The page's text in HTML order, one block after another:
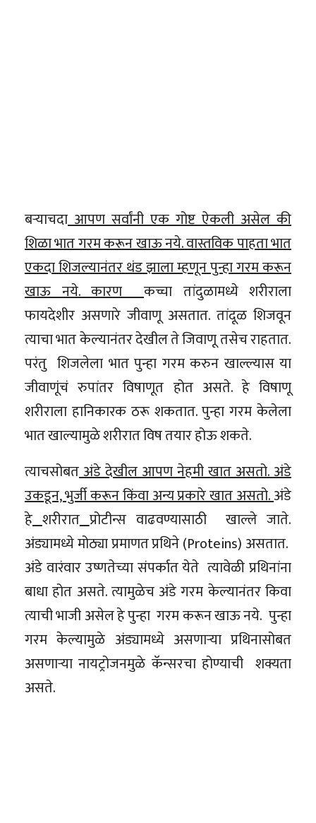
बऱ्याचदाआपण सर्वांनी एक गोष्ट ऐकली असेल की
शिळा भात गरम करून खाऊ नये. वास्तविक पाहता भात
एकदा शिजल्यानंतर थंड झाला म्हणून पुन्हा गरम करून
खाऊ नये. कारणकच्चा तांदुळामध्ये शरीराला
फायदेशीर असणारे जीवाणू असतात. तांदूळ शिजवून
त्याचा भात केल्यानंतर देखील ते जिवाणू तसेच राहतात.
परंतु शिजलेला भात पुन्हा गरम करुन खाल्ल्यास या
जीवाणूंचं रुपांतर विषाणूत होत असते. हे विषाणू
शरीराला हानिकारक ठरू शकतात. पुन्हा गरम केलेला
भात खाल्यामुळे शरीरात विष तयार होऊ शकते.
त्याचसोबतअंडे देखील आपण नेहमी खात असतो. अंडे
उकडून, भुर्जी करून किंवा अन्य प्रकारे खात असतो.अंडे
हे शरीरात प्रोटीन्स वाढवण्यासाठी खाल्ले जाते.
अंड्यामध्ये मोठ्या प्रमाणत प्रथिने (Proteins) असतात.
अंडे वारंवार उष्णतेच्या संपर्कात येते त्यावेळी प्रथिनांना
बाधा होत असते. त्यामुळेच अंडे गरम केल्यानंतर किवा
त्याची भाजी असेल हे पुन्हा गरम करून खाऊ नये. पुन्हा
गरम केल्यामुळे अंड्यामध्ये असणाऱ्या प्रथिनासोबत
असणाऱ्या नायट्रोजनमुळे कॅन्सरचा होण्याची शक्यता
असते.